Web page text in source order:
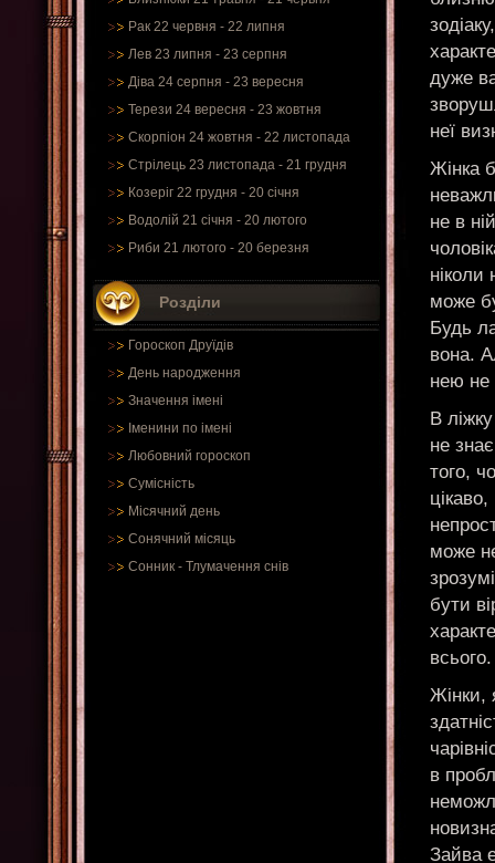
Рак 22 червня - 22 липня
Лев 23 липня - 23 серпня
Діва 24 серпня - 23 вересня
Терези 24 вересня - 23 жовтня
Скорпіон 24 жовтня - 22 листопада
Стрілець 23 листопада - 21 грудня
Козеріг 22 грудня - 20 січня
Водолій 21 січня - 20 лютого
Риби 21 лютого - 20 березня
Розділи
Гороскоп Друїдів
День народження
Значення імені
Іменини по імені
Любовний гороскоп
Сумісність
Місячний день
Сонячний місяць
Сонник - Тлумачення снів
дуже
неї
Жінка
не в
ніколи
може
Будь
вона.
нею
В
не
того,
може
бути
всього.
Жінки,
в
Зайва